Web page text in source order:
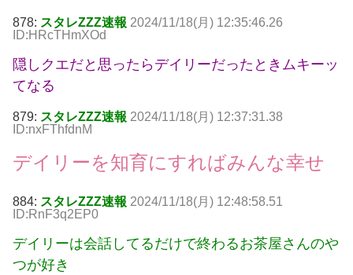
878: スタレZZZ速報 2024/11/18(月) 12:35:46.26
ID:HRcTHmXOd
隠しクエだと思ったらデイリーだったときムキーッ
てなる
879: スタレZZZ速報 2024/11/18(月) 12:37:31.38
ID:nxFThfdnM
デイリーを知育にすればみんな幸せ
884: スタレZZZ速報 2024/11/18(月) 12:48:58.51
ID:RnF3q2EP0
デイリーは会話してるだけで終わるお茶屋さんのや
つが好き